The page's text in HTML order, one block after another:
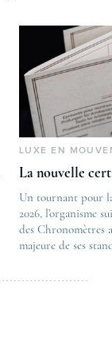
The post
Les nouveautés
first appeared on
Lovetime
LUXE EN
La nouvelle
Un tournant pour
2026, l’organisme
des Chronomètres
majeure de ses